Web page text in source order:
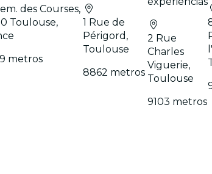
des Courses,
Toulouse,
metros
1 Rue de
Périgord,
Toulouse
8862 metros
2 Rue
Charles
Viguerie,
Toulouse
9103 metros